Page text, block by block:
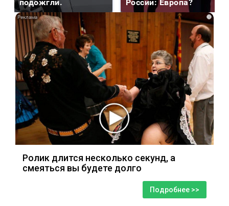
подожгли. России: Европа?
i
Ролик длится несколько секунд, а
смеяться вы будете долго
Подробнее >>